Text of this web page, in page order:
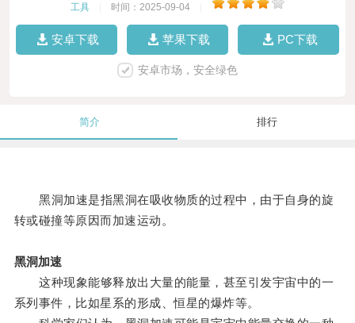
工具 时间：2025-09-04
安卓下载 苹果下载 PC下载
安卓市场，安全绿色
简介 排行
黑洞加速是指黑洞在吸收物质的过程中，由于自身的旋
转或碰撞等原因而加速运动。
黑洞加速
这种现象能够释放出大量的能量，甚至引发宇宙中的一
系列事件，比如星系的形成、恒星的爆炸等。